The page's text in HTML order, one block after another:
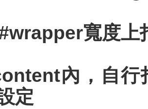
寬度上
內，自行
定